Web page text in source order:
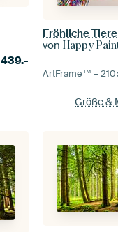
439.-
Fröhliche Tiere
vonHappy
ArtFrame™ –
Größe &